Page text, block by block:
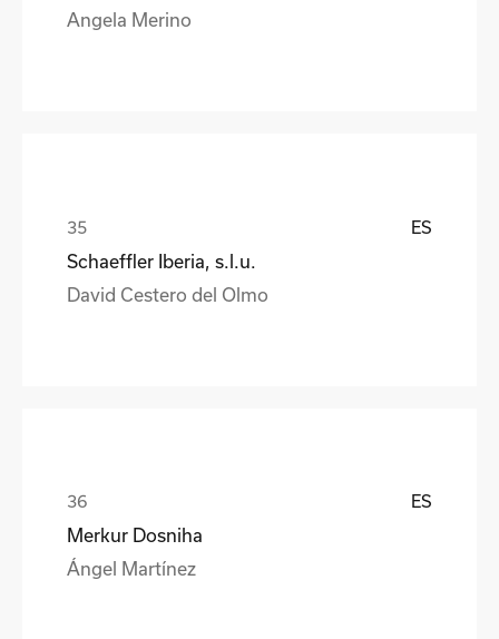
Angela Merino
ES
Schaeffler Iberia, s.l.u.
David Cestero del Olmo
ES
Merkur Dosniha
Ángel Martínez